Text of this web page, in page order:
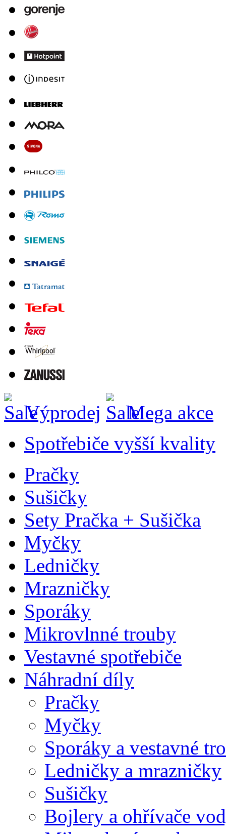
Výprodej
Mega akce
Spotřebiče vyšší kvality
Pračky
Sušičky
Sety Pračka + Sušička
Myčky
Ledničky
Mrazničky
Sporáky
Mikrovlnné trouby
Vestavné spotřebiče
Náhradní díly
Pračky
Myčky
Sporáky a vestavné
Ledničky a mrazničky
Sušičky
Bojlery a ohřívače